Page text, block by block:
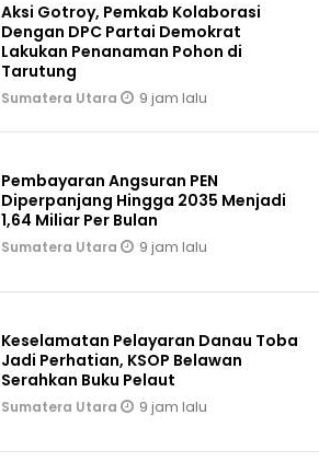
Aksi Gotroy, Pemkab ‎Kolaborasi
Dengan DPC Partai Demokrat
Lakukan Penanaman Pohon di
Tarutung
Sumatera Utara 9 jam lalu
Pembayaran Angsuran PEN
Diperpanjang Hingga 2035 Menjadi
1,64 Miliar Per Bulan
Sumatera Utara 9 jam lalu
Keselamatan Pelayaran Danau Toba
Jadi Perhatian, KSOP Belawan
Serahkan Buku Pelaut
Sumatera Utara 9 jam lalu